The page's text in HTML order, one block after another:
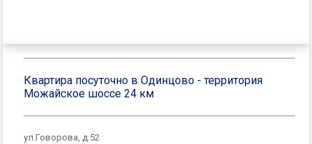
Квартира посуточно в Одинцово - территория
Можайское шоссе 24 км
ул.Говорова, д.52